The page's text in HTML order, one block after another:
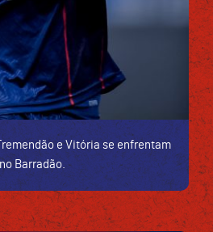
e Vitória se enfrentam
no Barradão.